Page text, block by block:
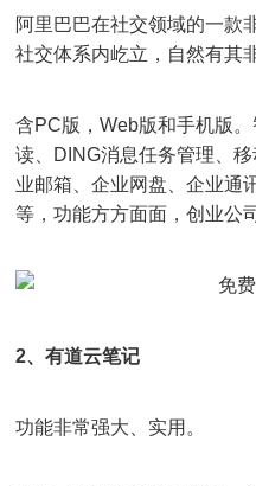
阿里巴巴在社交领域的一款
社交体系内屹立，自然有其
含PC版，Web版和手机版
读、DING消息任务管理、
业邮箱、企业网盘、企业通
等，功能方方面面，创业公
2、有道云笔记
功能非常强大、实用。